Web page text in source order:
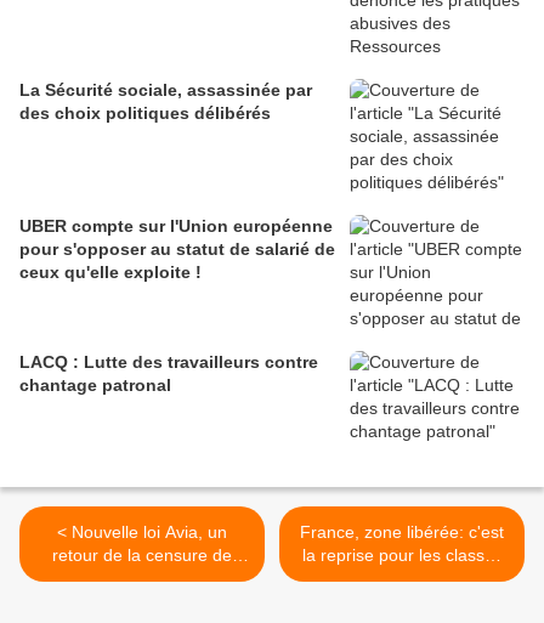
La Sécurité sociale, assassinée par
des choix politiques délibérés
UBER compte sur l'Union européenne
pour s'opposer au statut de salarié de
ceux qu'elle exploite !
LACQ : Lutte des travailleurs contre
chantage patronal
< Nouvelle loi Avia, un
retour de la censure de
masse ?
France, zone libérée: c'est
la reprise pour les classes
de 6e et de 5e >